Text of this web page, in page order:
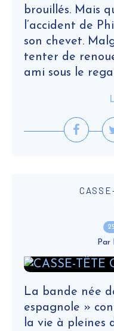
brouillés. Mais
l’accident de
son chevet.
tenter de
ami sous le
Par
La bande née
espagnole »
la vie à pleines